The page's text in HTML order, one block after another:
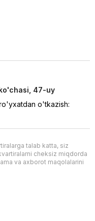
47-uy
o'tkazish:
talab katta, siz
cheksiz miqdorda
va axborot maqolalarini